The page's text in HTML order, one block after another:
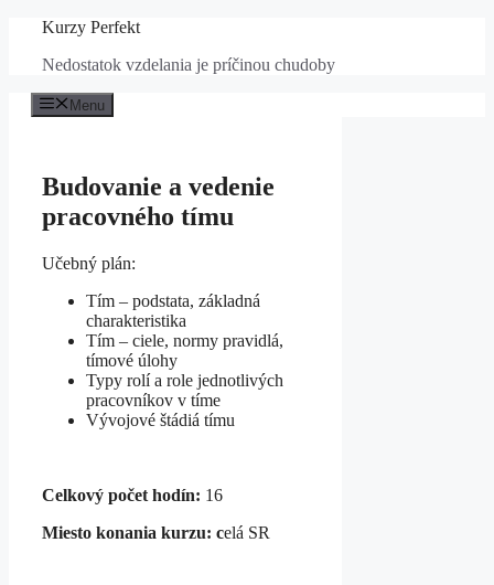
Preskočiť
obsah
Kurzy Perfekt
Nedostatok vzdelania je príčinou chudoby
Menu
Budovanie a vedenie
pracovného tímu
Učebný plán:
Tím – podstata, základná
charakteristika
Tím – ciele, normy pravidlá,
tímové úlohy
Typy rolí a role jednotlivých
pracovníkov v tíme
Vývojové štádiá tímu
Celkový počet hodín: 16
Miesto konania kurzu: celá SR